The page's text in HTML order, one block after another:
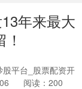
年来最大
平台_股票配资开
阅读：200